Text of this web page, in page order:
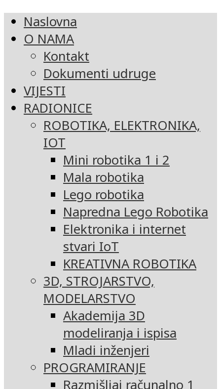
Naslovna
O NAMA
Kontakt
Dokumenti udruge
VIJESTI
RADIONICE
ROBOTIKA, ELEKTRONIKA,
IOT
Mini robotika 1 i 2
Mala robotika
Lego robotika
Napredna Lego Robotika
Elektronika i internet
stvari IoT
KREATIVNA ROBOTIKA
3D, STROJARSTVO,
MODELARSTVO
Akademija 3D
modeliranja i ispisa
Mladi inženjeri
PROGRAMIRANJE
Razmišljaj računalno 1